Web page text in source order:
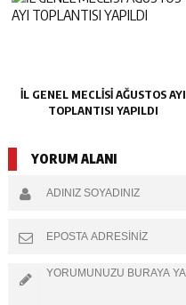
İL GENEL MECLİSİ AĞUSTOS AYI
TOPLANTISI YAPILDI
YORUM ALANI